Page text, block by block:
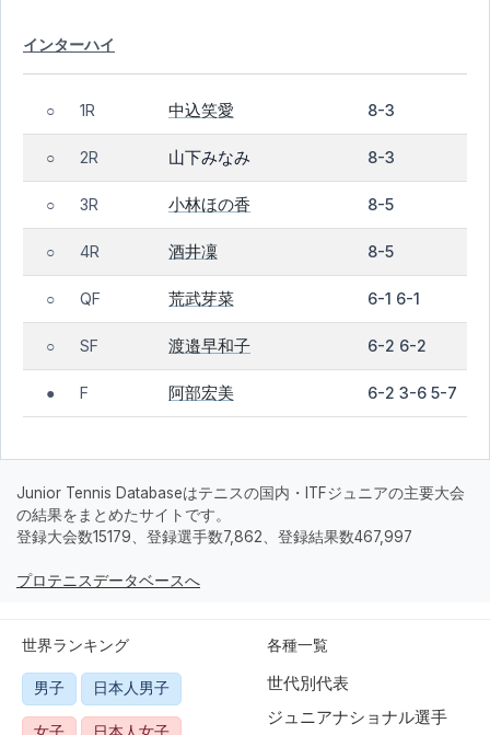
インターハイ
○ 1R 中込笑愛 8-3
○ 2R 山下みなみ 8-3
○ 3R 小林ほの香 8-5
○ 4R 酒井凜 8-5
○ QF 荒武芽菜 6-1 6-1
○ SF 渡邉早和子 6-2 6-2
● F 阿部宏美 6-2 3-6 5-7
Junior Tennis Databaseはテニスの国内・ITFジュニアの主要大会
の結果をまとめたサイトです。
登録大会数15179、登録選手数7,862、登録結果数467,997
プロテニスデータベースへ
世界ランキング
男子 日本人男子
各種一覧
世代別代表
ジュニアナショナル選手